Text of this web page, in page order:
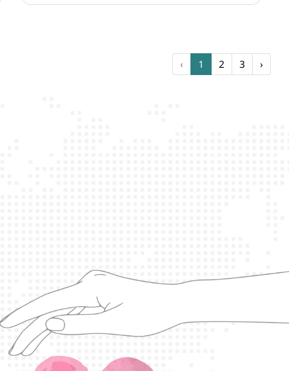
‹ 1 2 3 ›